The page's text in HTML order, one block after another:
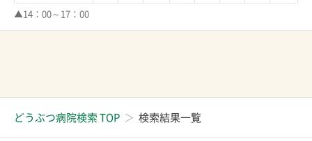
▲14：00～17：00
どうぶつ病院検索 TOP 検索結果一覧